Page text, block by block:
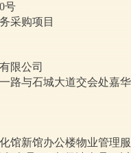
号
采购项目
限公司
路与石城大道交会处嘉华
馆新馆办公楼物业管理服